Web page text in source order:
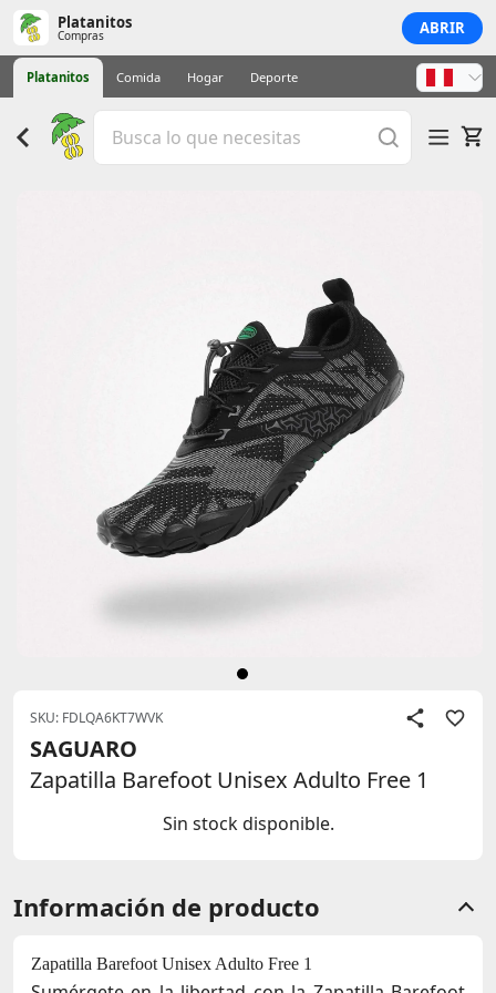
Platanitos
Compras ABRIR
Platanitos Comida Hogar Deporte
SKU: FDLQA6KT7WVK
SAGUARO
Zapatilla Barefoot Unisex Adulto Free 1
Sin stock disponible.
Información de producto
Zapatilla Barefoot Unisex Adulto Free 1